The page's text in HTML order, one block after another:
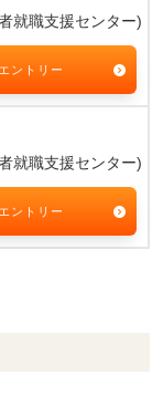
就職支援センター)
ントリー
就職支援センター)
ントリー